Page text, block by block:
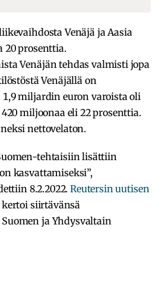
Venäjä ja Aasia
20 prosenttia.
Venäjän tehdas valmisti jopa
Venäjällä on
1,9 miljardin euron varoista oli
miljoonaa eli 22 prosenttia.
nettovelaton.
tehtaisiin lisättiin
kasvattamiseksi”,
8.2.2022.Reutersin uutisen
siirtävänsä
ja Yhdysvaltain